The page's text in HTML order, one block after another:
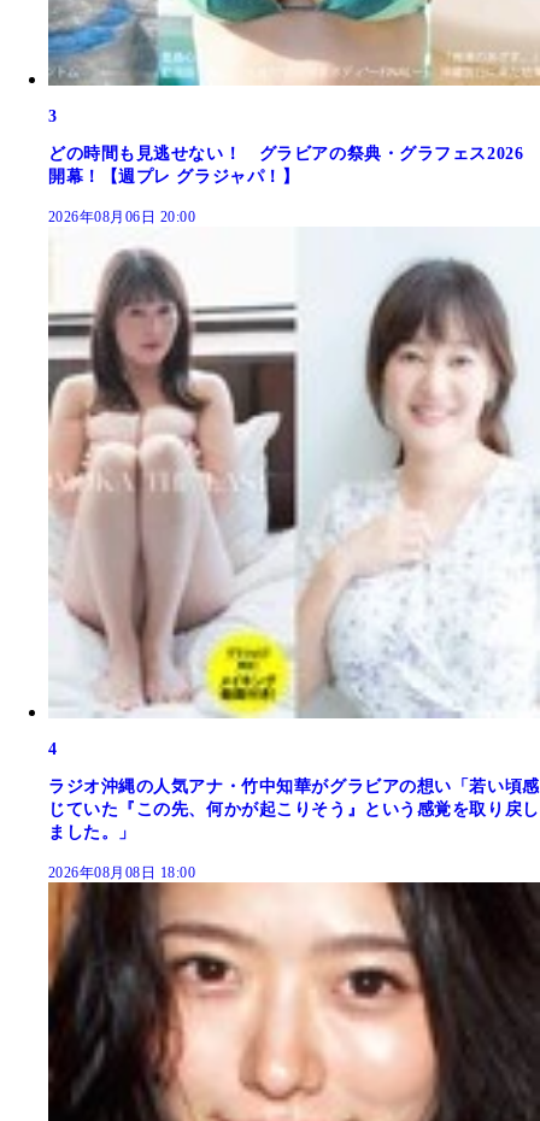
3
どの時間も見逃せない！ グラビアの祭典・グラフェス2026
開幕！【週プレ グラジャパ！】
2026年08月06日 20:00
4
ラジオ沖縄の人気アナ・竹中知華がグラビアの想い「若い頃感
じていた『この先、何かが起こりそう』という感覚を取り戻し
ました。」
2026年08月08日 18:00